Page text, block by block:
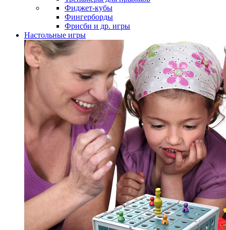
Фиджет-кубы
Фингерборды
Фрисби и др. игры
Настольные игры